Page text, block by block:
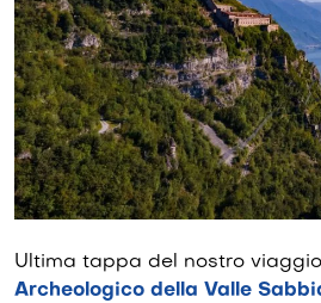
Ultima tappa del nostro
Archeologico della Valle